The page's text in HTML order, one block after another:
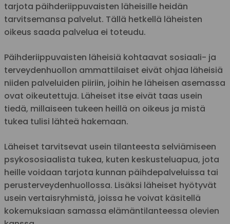
tarjota päihderiippuvaisten läheisille heidän
tarvitsemansa palvelut. Tällä hetkellä läheisten
oikeus saada palvelua ei toteudu.
Päihderiippuvaisten läheisiä kohtaavat sosiaali- ja
terveydenhuollon ammattilaiset eivät ohjaa läheisiä
niiden palveluiden piiriin, joihin he läheisen asemassa
ovat oikeutettuja. Läheiset itse eivät taas usein
tiedä, millaiseen tukeen heillä on oikeus ja mistä
tukea tulisi lähteä hakemaan.
Läheiset tarvitsevat usein tilanteesta selviämiseen
psykososiaalista tukea, kuten keskusteluapua, jota
heille voidaan tarjota kunnan päihdepalveluissa tai
perusterveydenhuollossa. Lisäksi läheiset hyötyvät
usein vertaisryhmistä, joissa he voivat käsitellä
kokemuksiaan samassa elämäntilanteessa olevien